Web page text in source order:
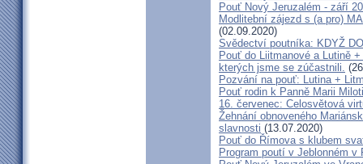
Pouť Nový Jeruzalém - září
Modlitební zájezd s (a pro)
(02.09.2020)
Svědectví poutníka: KDYŽ
Pouť do Liitmanové a Lutině
kterých jsme se zúčastnili.
Pozvání na pouť: Lutina +
Pouť rodin k Panně Marii
16. červenec: Celosvětová
Žehnání obnoveného
slavnosti (13.07.2020)
Pouť do Římova s klubem
Program poutí v Jeblonném v